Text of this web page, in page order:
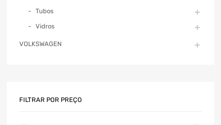
Tubos
Vidros
VOLKSWAGEN
FILTRAR POR PREÇO